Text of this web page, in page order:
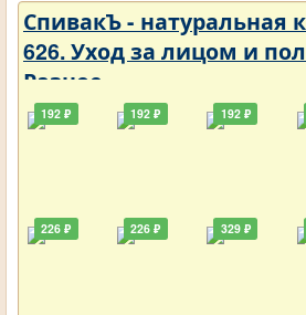
СпивакЪ - натуральная
626. Уход за лицом и
Разное
192 ₽
226 ₽
192 ₽
226 ₽
192 ₽
329 ₽